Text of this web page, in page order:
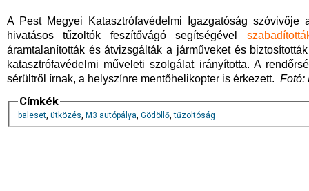
A Pest Megyei Katasztrófavédelmi Igazgatóság
hivatásos tűzoltók feszítővágó segítségével
áramtalanították és átvizsgálták a járműveket és
katasztrófavédelmi műveleti szolgálat irányította. A
sérültről írnak, a helyszínre mentőhelikopter is érkezett. Fotó:
Címkék
baleset, ütközés, M3 autópálya, Gödöllő,tűzoltóság